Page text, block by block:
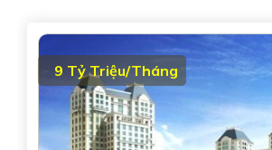
9 Tỷ Triệu/Tháng